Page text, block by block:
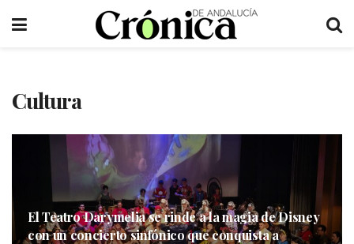
Cultura
El Teatro Darymelia se rinde a la magia de Disney
con un concierto sinfónico que conquista a